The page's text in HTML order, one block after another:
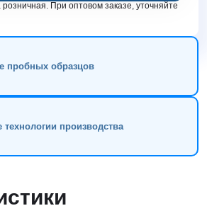
При оптовом заказе, уточняйте
пробных образцов
технологии производства